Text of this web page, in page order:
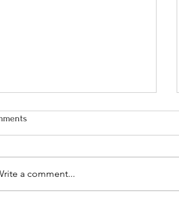
a comment...